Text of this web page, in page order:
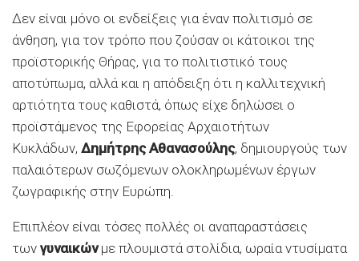
Δεν είναι μόνο οι ενδείξεις για έναν πολιτισμό σε
άνθηση, για τον τρόπο που ζούσαν οι κάτοικοι της
προϊστορικής Θήρας, για το πολιτιστικό τους
αποτύπωμα, αλλά και η απόδειξη ότι η καλλιτεχνική
αρτιότητα τους καθιστά, όπως είχε δηλώσει ο
προϊστάμενος της Εφορείας Αρχαιοτήτων
Κυκλάδων, Δημήτρης Αθανασούλης, δημιουργούς των
παλαιότερων σωζόμενων ολοκληρωμένων έργων
ζωγραφικής στην Ευρώπη.
Επιπλέον είναι τόσες πολλές οι αναπαραστάσεις
των γυναικώνμε πλουμιστά στολίδια, ωραία ντυσίματα